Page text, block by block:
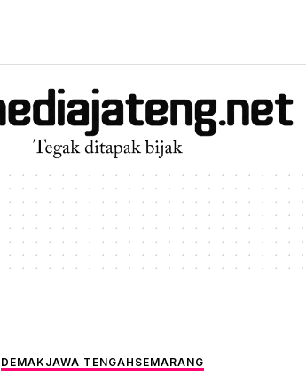
DEMAK JAWA TENGAH SEMARANG